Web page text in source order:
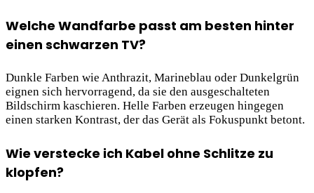
Welche Wandfarbe passt am besten hinter
einen schwarzen TV?
Dunkle Farben wie Anthrazit, Marineblau oder Dunkelgrün
eignen sich hervorragend, da sie den ausgeschalteten
Bildschirm kaschieren. Helle Farben erzeugen hingegen
einen starken Kontrast, der das Gerät als Fokuspunkt betont.
Wie verstecke ich Kabel ohne Schlitze zu
klopfen?